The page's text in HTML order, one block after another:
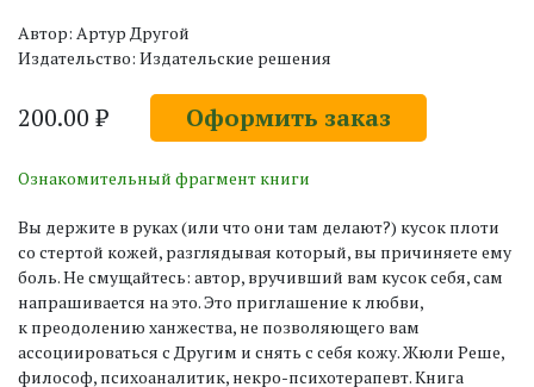
Автор: Артур Другой
Издательство: Издательские решения
200.00 ₽ Оформить заказ
Ознакомительный фрагмент книги
Вы держите в руках (или что они там делают?) кусок плоти
со стертой кожей, разглядывая который, вы причиняете ему
боль. Не смущайтесь: автор, вручивший вам кусок себя, сам
напрашивается на это. Это приглашение к любви,
к преодолению ханжества, не позволяющего вам
ассоциироваться с Другим и снять с себя кожу. Жюли Реше,
философ, психоаналитик, некро-психотерапевт. Книга